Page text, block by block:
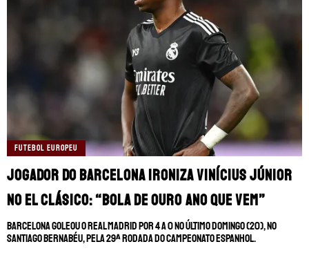
FUTEBOL EUROPEU
Jogador do Barcelona ironiza Vinícius Júnior
no El Clásico: “Bola de Ouro ano que vem”
Barcelona goleou o Real Madrid por 4 a 0 no último domingo (20), no
Santiago Bernabéu, pela 29ª rodada do Campeonato Espanhol.